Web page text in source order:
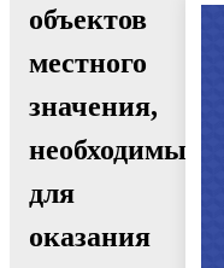
объектов
местного
значения,
необходимых
для
оказания